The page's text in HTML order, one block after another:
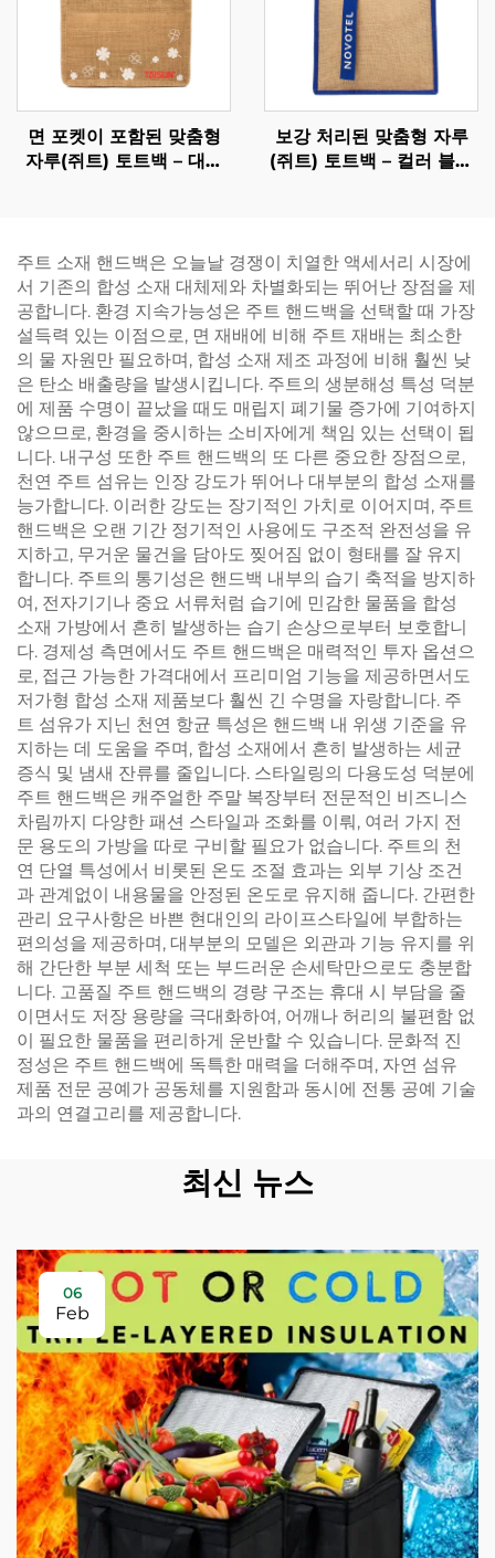
면 포켓이 포함된 맞춤형
자루(쥐트) 토트백 – 대량
보강 처리된 맞춤형 자루
(쥐트) 토트백 – 컬러 블록
주트 소재 핸드백은 오늘날 경쟁이 치열한 액세서리 시장에
서 기존의 합성 소재 대체제와 차별화되는 뛰어난 장점을 제
공합니다. 환경 지속가능성은 주트 핸드백을 선택할 때 가장
설득력 있는 이점으로, 면 재배에 비해 주트 재배는 최소한
의 물 자원만 필요하며, 합성 소재 제조 과정에 비해 훨씬 낮
은 탄소 배출량을 발생시킵니다. 주트의 생분해성 특성 덕분
에 제품 수명이 끝났을 때도 매립지 폐기물 증가에 기여하지
않으므로, 환경을 중시하는 소비자에게 책임 있는 선택이 됩
니다. 내구성 또한 주트 핸드백의 또 다른 중요한 장점으로,
천연 주트 섬유는 인장 강도가 뛰어나 대부분의 합성 소재를
능가합니다. 이러한 강도는 장기적인 가치로 이어지며, 주트
핸드백은 오랜 기간 정기적인 사용에도 구조적 완전성을 유
지하고, 무거운 물건을 담아도 찢어짐 없이 형태를 잘 유지
합니다. 주트의 통기성은 핸드백 내부의 습기 축적을 방지하
여, 전자기기나 중요 서류처럼 습기에 민감한 물품을 합성
소재 가방에서 흔히 발생하는 습기 손상으로부터 보호합니
다. 경제성 측면에서도 주트 핸드백은 매력적인 투자 옵션으
로, 접근 가능한 가격대에서 프리미엄 기능을 제공하면서도
저가형 합성 소재 제품보다 훨씬 긴 수명을 자랑합니다. 주
트 섬유가 지닌 천연 항균 특성은 핸드백 내 위생 기준을 유
지하는 데 도움을 주며, 합성 소재에서 흔히 발생하는 세균
증식 및 냄새 잔류를 줄입니다. 스타일링의 다용도성 덕분에
주트 핸드백은 캐주얼한 주말 복장부터 전문적인 비즈니스
차림까지 다양한 패션 스타일과 조화를 이뤄, 여러 가지 전
문 용도의 가방을 따로 구비할 필요가 없습니다. 주트의 천
연 단열 특성에서 비롯된 온도 조절 효과는 외부 기상 조건
과 관계없이 내용물을 안정된 온도로 유지해 줍니다. 간편한
관리 요구사항은 바쁜 현대인의 라이프스타일에 부합하는
편의성을 제공하며, 대부분의 모델은 외관과 기능 유지를 위
해 간단한 부분 세척 또는 부드러운 손세탁만으로도 충분합
니다. 고품질 주트 핸드백의 경량 구조는 휴대 시 부담을 줄
이면서도 저장 용량을 극대화하여, 어깨나 허리의 불편함 없
이 필요한 물품을 편리하게 운반할 수 있습니다. 문화적 진
정성은 주트 핸드백에 독특한 매력을 더해주며, 자연 섬유
제품 전문 공예가 공동체를 지원함과 동시에 전통 공예 기술
과의 연결고리를 제공합니다.
최신 뉴스
06
Feb